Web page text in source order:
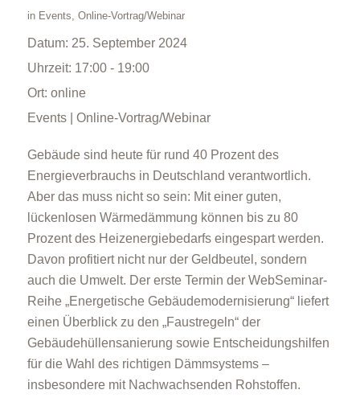
in Events, Online-Vortrag/Webinar
Datum: 25. September 2024
Uhrzeit: 17:00 - 19:00
Ort: online
Events | Online-Vortrag/Webinar
Gebäude sind heute für rund 40 Prozent des
Energieverbrauchs in Deutschland verantwortlich.
Aber das muss nicht so sein: Mit einer guten,
lückenlosen Wärmedämmung können bis zu 80
Prozent des Heizenergiebedarfs eingespart werden.
Davon profitiert nicht nur der Geldbeutel, sondern
auch die Umwelt. Der erste Termin der WebSeminar-
Reihe „Energetische Gebäudemodernisierung“ liefert
einen Überblick zu den „Faustregeln“ der
Gebäudehüllensanierung sowie Entscheidungshilfen
für die Wahl des richtigen Dämmsystems –
insbesondere mit Nachwachsenden Rohstoffen.